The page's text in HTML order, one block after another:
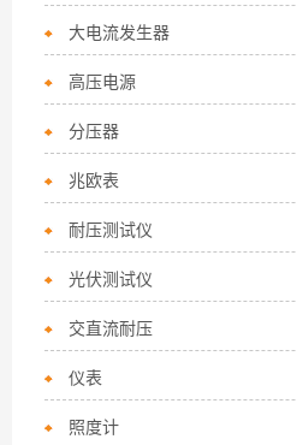
大电流发生器
高压电源
分压器
兆欧表
耐压测试仪
光伏测试仪
交直流耐压
仪表
照度计